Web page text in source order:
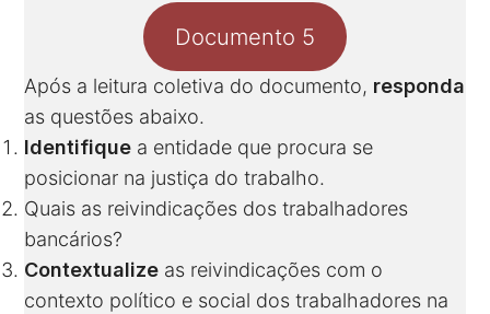
Documento 5
Após a leitura coletiva do documento, responda
as questões abaixo.
Identifique a entidade que procura se
posicionar na justiça do trabalho.
Quais as reivindicações dos trabalhadores
bancários?
Contextualize as reivindicações com o
contexto político e social dos trabalhadores na